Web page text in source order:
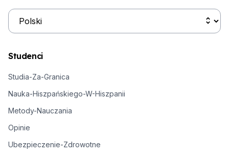
Studenci
Studia-Za-Granica
Nauka-Hiszpańskiego-W-Hiszpanii
Metody-Nauczania
Opinie
Ubezpieczenie-Zdrowotne